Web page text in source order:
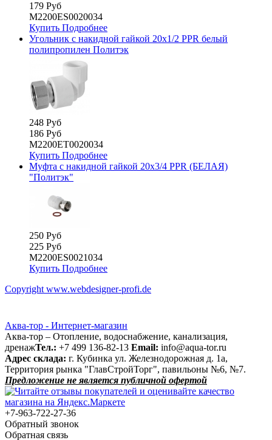
179 Руб
М2200ES0020034
Купить Подробнее
Угольник с накидной гайкой 20х1/2 PPR белый
полипропилен Политэк
248 Руб
186 Руб
М2200ЕТ0020034
Купить Подробнее
Муфта с накидной гайкой 20х3/4 PPR (БЕЛАЯ)
"Политэк"
250 Руб
225 Руб
М2200ES0021034
Купить Подробнее
Copyright www.webdesigner-profi.de
Аква-тор - Интернет-магазин
Аква-тор – Отопление, водоснабжение, канализация,
дренажТел.: +7 499 136-82-13 Email: info@aqua-tor.ru
Адрес склада: г. Кубинка ул. Железнодорожная д. 1а,
Территория рынка "ГлавСтройТорг", павильоны №6, №7.
Предложение не является публичной офертой
+7-963-722-27-36
Обратный звонок
Обратная связь